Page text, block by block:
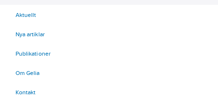
Aktuellt
Nya artiklar
Publikationer
Om Gelia
Kontakt